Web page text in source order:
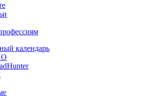
календарь